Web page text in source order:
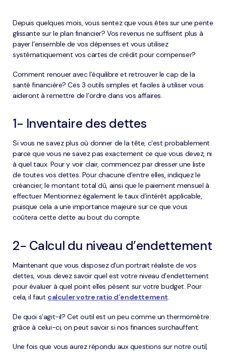
Depuis quelques mois, vous sentez que vous êtes sur une pente
glissante sur le plan financier? Vos revenus ne suffisent plus à
payer l’ensemble de vos dépenses et vous utilisez
systématiquement vos cartes de crédit pour compenser?
Comment renouer avec l’équilibre et retrouver le cap de la
santé financière? Ces 3 outils simples et faciles à utiliser vous
aideront à remettre de l’ordre dans vos affaires.
1- Inventaire des dettes
Si vous ne savez plus où donner de la tête, c’est probablement
parce que vous ne savez pas exactement ce que vous devez, ni
à quel taux. Pour y voir clair, commencez par dresser une liste
de toutes vos dettes. Pour chacune d’entre elles, indiquez le
créancier, le montant total dû, ainsi que le paiement mensuel à
effectuer. Mentionnez également le taux d’intérêt applicable,
puisque cela a une importance majeure sur ce que vous
coûtera cette dette au bout du compte.
2- Calcul du niveau d’endettement
Maintenant que vous disposez d’un portrait réaliste de vos
dettes, vous devez savoir quel est votre niveau d’endettement
pour évaluer à quel point elles pèsent sur votre budget. Pour
cela, il faut calculer votre ratio d’endettement.
De quoi s’agit-il? Cet outil est un peu comme un thermomètre:
grâce à celui-ci, on peut savoir si nos finances surchauffent.
Une fois que vous aurez répondu aux questions sur notre outil,